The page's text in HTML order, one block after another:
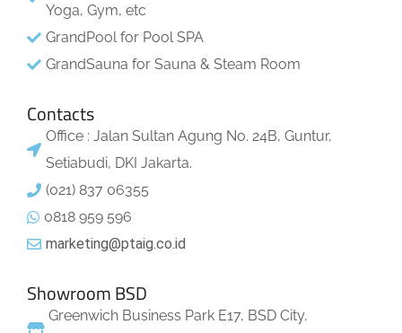
Yoga, Gym, etc
GrandPool for Pool SPA
GrandSauna for Sauna & Steam Room
Contacts
Office : Jalan Sultan Agung No. 24B, Guntur,
Setiabudi, DKI Jakarta.
(021) 837 06355
0818 959 596
marketing@ptaig.co.id
Showroom BSD
Greenwich Business Park E17, BSD City,